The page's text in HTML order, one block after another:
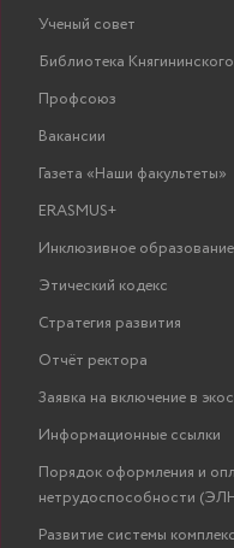
Ученый совет
Библиотека
Профсоюз
Вакансии
Газета «Наши факультеты»
ERASMUS+
Инклюзивное образование
Этический кодекс
Стратегия развития
Отчёт ректора
Заявка на включение в
Информационные ссылки
Порядок оформления и
нетрудоспособности
Развитие системы